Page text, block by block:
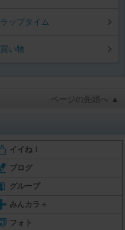
ラップタイム
買い物
ページの先頭へ ▲
イイね！
ブログ
グループ
みんカラ＋
フォト